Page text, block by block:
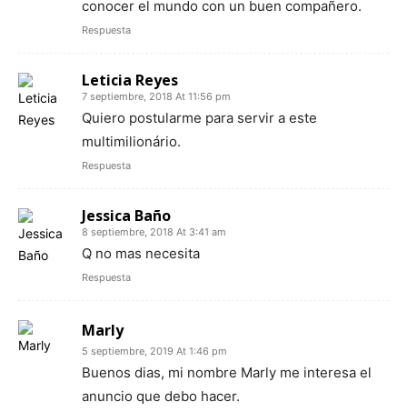
conocer el mundo con un buen compañero.
Respuesta
Leticia Reyes
7 septiembre, 2018 At 11:56 pm
Quiero postularme para servir a este
multimilionário.
Respuesta
Jessica Baño
8 septiembre, 2018 At 3:41 am
Q no mas necesita
Respuesta
Marly
5 septiembre, 2019 At 1:46 pm
Buenos dias, mi nombre Marly me interesa el
anuncio que debo hacer.